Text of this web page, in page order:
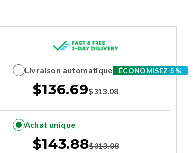
Livraison automatique ÉCONOMISEZ 5 %
$136.69$313.08
Achat unique
$143.88$313.08